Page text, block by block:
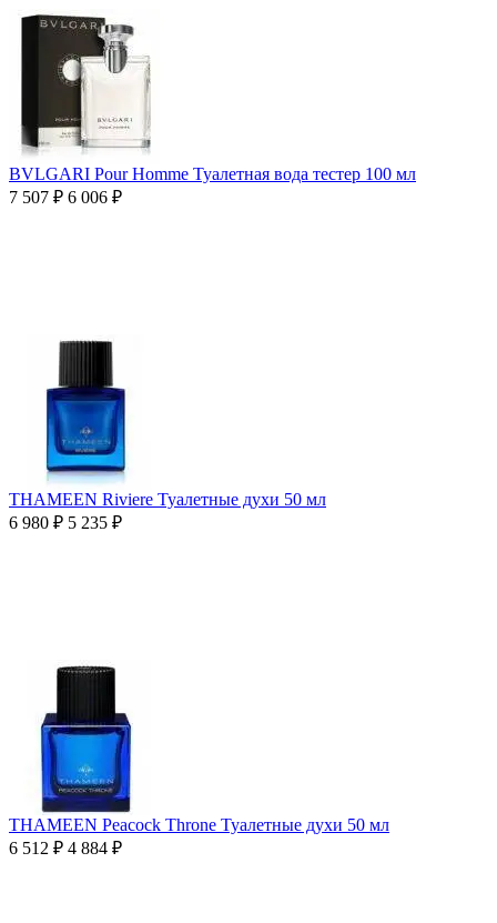
BVLGARI Pour Homme Туалетная вода тестер 100 мл
7 507 ₽ 6 006 ₽
THAMEEN Riviere Туалетные духи 50 мл
6 980 ₽ 5 235 ₽
THAMEEN Peacock Throne Туалетные духи 50 мл
6 512 ₽ 4 884 ₽